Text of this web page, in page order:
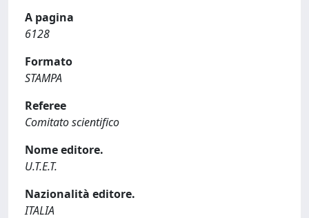
A pagina
6128
Formato
STAMPA
Referee
Comitato scientifico
Nome editore.
U.T.E.T.
Nazionalità editore.
ITALIA